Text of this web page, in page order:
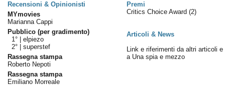
Recensioni & Opinionisti
Premi
MYmovies
Marianna Cappi
Pubblico (per gradimento)
1° | elpiezo
2° | superstef
Rassegna stampa
Roberto Nepoti
Rassegna stampa
Emiliano Morreale
Critics Choice Award (2)
Articoli & News
Link e riferimenti da altri articoli e
a Una spia e mezzo